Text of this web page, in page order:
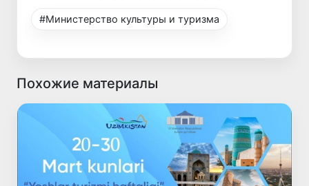
#Министерство культуры и туризма
Похожие материалы